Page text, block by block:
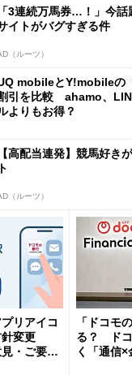
「3連続万馬券…！」今
イトがバグすぎる件
（ルーツ）
mobileとY!mobileの
引を比較 ahamo、
よりもお得？
【高配当連発】競馬好き
ト
（ルーツ）
リアイコ
針変更
見・ご要望
「ドコモ
る？ ドコ
く「通信